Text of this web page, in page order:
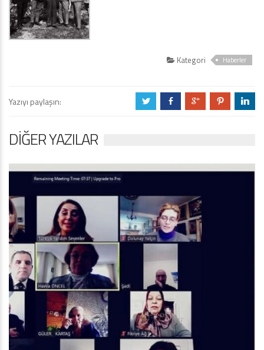
Kategori Haberler
Yazıyı paylaşın: a b c d j
DIĞER YAZILAR